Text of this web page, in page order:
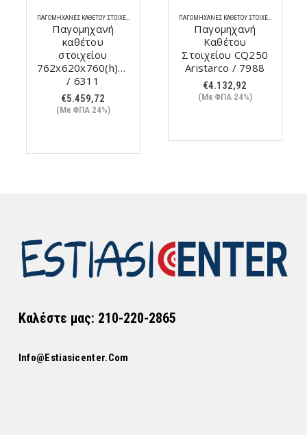
ΠΑΓΟΜΗΧΑΝΈΣ ΚΆΘΕΤΟΥ ΣΤΟΙΧΕΊΟΥ
Παγομηχανή
καθέτου
στοιχείου
762x620x760(h)mm
/ 6311
€5.459,72
(Με ΦΠΑ 24%)
ΠΑΓΟΜΗΧΑΝΈΣ ΚΆΘΕΤΟΥ ΣΤΟΙΧΕΊΟΥ
Παγομηχανή
Καθέτου
Στοιχείου CQ250
Aristarco / 7988
€4.132,92
(Με ΦΠΑ 24%)
Καλέστε μας: 210-220-2865
Info@estiasicenter.com